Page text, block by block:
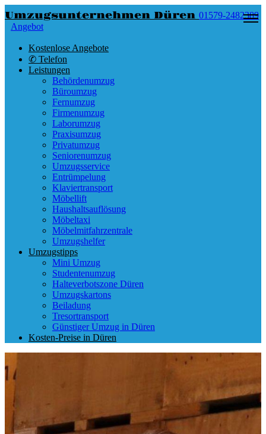
Umzugsunternehmen Düren 01579-2482389
Angebot
Kostenlose Angebote
✆ Telefon
Leistungen
Behördenumzug
Büroumzug
Fernumzug
Firmenumzug
Laborumzug
Praxisumzug
Privatumzug
Seniorenumzug
Umzugsservice
Entrümpelung
Klaviertransport
Möbellift
Haushaltsauflösung
Möbeltaxi
Möbelmitfahrzentrale
Umzugshelfer
Umzugstipps
Mini Umzug
Studentenumzug
Halteverbotszone Düren
Umzugskartons
Beiladung
Tresortransport
Günstiger Umzug in Düren
Kosten-Preise in Düren